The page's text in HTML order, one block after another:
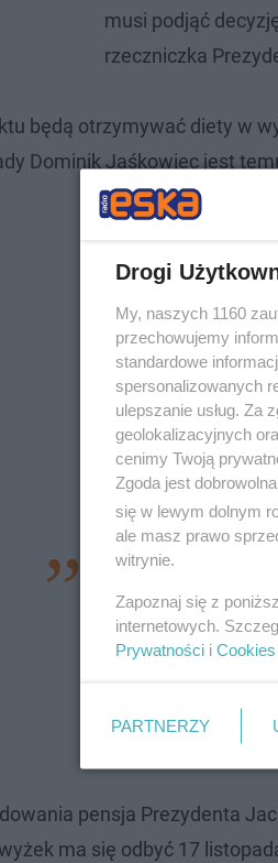
musi podjąć
rzeczniczka
będą otrzymywać diety w
Dominik Jaśkowiec jest
Zwiększanie diet
problemu
jednostkach
publicznej.
sytuację
pensja Prezydenta
ma się odbyć 17
Drogi
My, naszych 1160
przechowujemy
standardowe
spersonalizowanych
ulepszanie usług. Za
geolokalizacyjnych
cenimy Twoją
Zgoda jest
się w lewym dolnym
ale masz prawo
witrynie.
Zapoznaj się z
internetowych.
Prywatności i Cookies
PARTNERZY